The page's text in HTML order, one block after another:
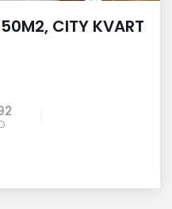
CITY KVART